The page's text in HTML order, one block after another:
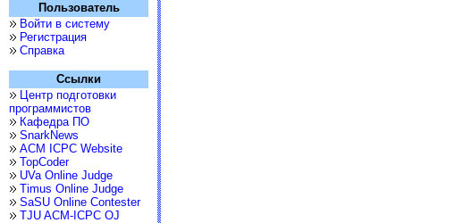
Пользователь
Войти в систему
Регистрация
Справка
Ссылки
Центр подготовки
программистов
Кафедра ПО
SnarkNews
ACM ICPC Website
TopCoder
UVa Online Judge
Timus Online Judge
SaSU Online Contester
TJU ACM-ICPC OJ